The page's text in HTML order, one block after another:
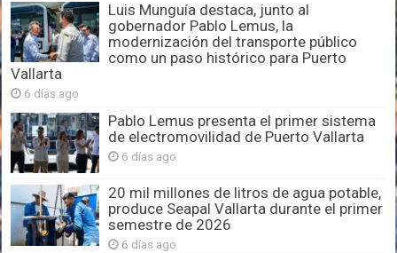
Luis Munguía destaca, junto al
gobernador Pablo Lemus, la
modernización del transporte público
como un paso histórico para Puerto
Vallarta
6 días ago
Pablo Lemus presenta el primer sistema
de electromovilidad de Puerto Vallarta
6 días ago
20 mil millones de litros de agua potable,
produce Seapal Vallarta durante el primer
semestre de 2026
6 días ago